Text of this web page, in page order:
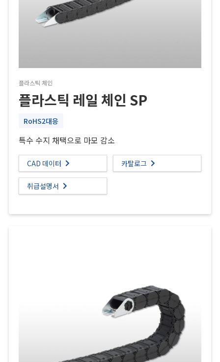
플라스틱 체인
플라스틱 레일 체인 SP
RoHS2대응
특수 수지 채택으로 마모 감소
CAD 데이터 카탈로그
취급설명서